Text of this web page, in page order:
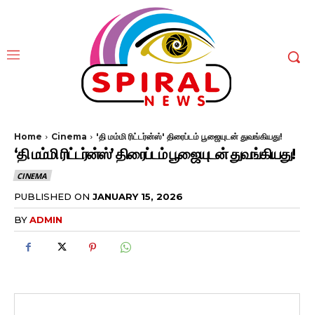
Home Cinema 'தி மம்மி ரிட்டர்ன்ஸ்' திரைப்டம் பூஜையுடன் துவங்கியது!
‘தி மம்மி ரிட்டர்ன்ஸ்’ திரைப்டம் பூஜையுடன் துவங்கியது!
CINEMA
PUBLISHED ON JANUARY 15, 2026
BYADMIN